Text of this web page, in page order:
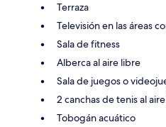
Terraza
Televisión en las áreas
Sala de fitness
Alberca al aire libre
Sala de juegos o
2 canchas de tenis al
Tobogán acuático